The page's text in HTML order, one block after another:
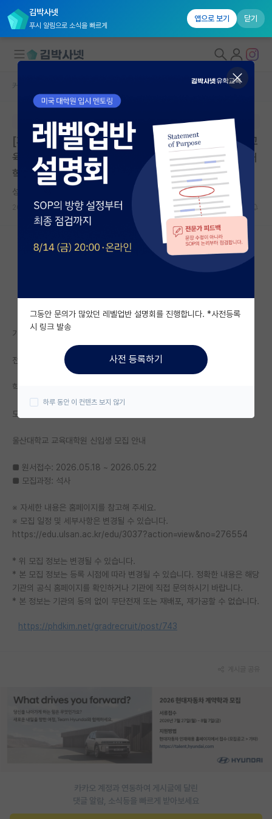
김박사넷
푸시 알림으로 소식을 빠르게
앱으로 보기 닫기
대학원생 모집
국내대학원 정보
연구실&오픈랩
커뮤니티
커뮤니티 홈
전체글보기
베스트 게시판
자유 게시판(아무개랩)
미국 유학 게시판
미국 대학원 합격 후기 게시판
대학원생 모집 게시판
연구실(PI) 홍보 게시판
석박사 채용 정보 게시판
임용 정보 게시판
취업 게시판
임용 후기 게시판
PI 전용 게시판
인문사회 계열 게시판
홍보 게시판
반도체 아카데미
커뮤니티 홈
본문이 수정되지 않는 박제글입니다.
[후기모집] 2026학년도 교육대학원 인공지능(AI)융합교
육전공(계약학과) 후기모집 안내(첨부파일 수정) | 울산대
학교 교육대학원 | 마감: 2026.05.22. 17:00
성실한 카를 마르크스
2026.05.07 0 284
기관명: 울산대학교 교육대학원
전공: 교육 - 교육공학
학위: 석사
모집기간: 2026.05.18. 00:00 ~ 2026.05.22. 17:00
울산대학교 교육대학원 신입생 모집 안내
■ 원서접수: 2026.05.18 ~ 2026.05.22
■ 모집과정: 석사
※ 자세한 내용은 홈페이지를 참고해 주세요.
※ 모집 일정 및 세부사항은 변경될 수 있습니다.
https://edu.ulsan.ac.kr/edu/3037?action=view&no=276554
* 위 모집 정보는 변경될 수 있습니다.
* 본 모집 정보는 등록 시점에 따라 변경될 수 있습니다. 정확한 내용은 해당
기관의 공식 홈페이지를 확인하거나 기관에 직접 문의하시기 바랍니다.
* 본 정보는 기관의 동의 없이 무단전재 또는 재배포, 재가공할 수 없습니다.
https://phdkim.net/gradrecruit/post/743
카카오 계정과 연동하여 게시글에 달린
댓글 알람, 소식등을 빠르게 받아보세요
그동안 문의가 많았던 레벨업반 설명회를 진행합니다. *사전등록
시 링크 발송
사전 등록하기
하루 동안 이 컨텐츠 보지 않기